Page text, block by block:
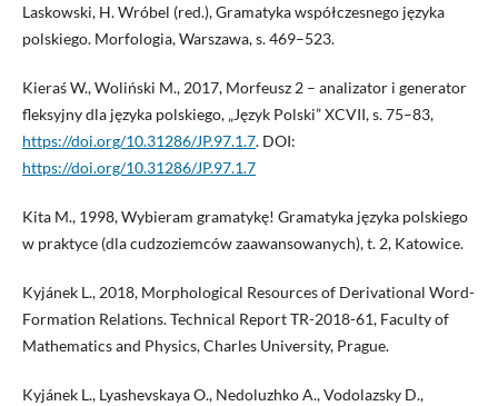
Laskowski, H. Wróbel (red.), Gramatyka współczesnego języka
polskiego. Morfologia, Warszawa, s. 469–523.
Kieraś W., Woliński M., 2017, Morfeusz 2 – analizator i generator
fleksyjny dla języka polskiego, „Język Polski” XCVII, s. 75–83,
https://doi.org/10.31286/JP.97.1.7. DOI:
https://doi.org/10.31286/JP.97.1.7
Kita M., 1998, Wybieram gramatykę! Gramatyka języka polskiego
w praktyce (dla cudzoziemców zaawansowanych), t. 2, Katowice.
Kyjánek L., 2018, Morphological Resources of Derivational Word-
Formation Relations. Technical Report TR-2018-61, Faculty of
Mathematics and Physics, Charles University, Prague.
Kyjánek L., Lyashevskaya O., Nedoluzhko A., Vodolazsky D.,